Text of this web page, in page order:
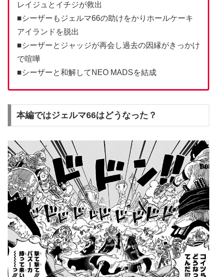
レイジュとイチジが救出
■シーザーもジェルマ66の助けをかりホールケーキ
アイランドを脱出
■シーザーとジャッジが再会し過去の因縁がきっかけ
で喧嘩
■シーザーと和解してNEO MADSを結成
本編ではジェルマ66はどうなった？